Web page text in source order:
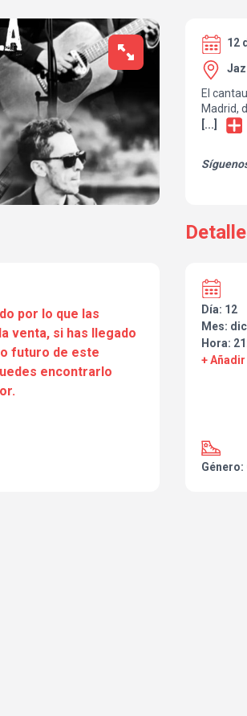
12
El
Madrid,
de
Será
Las
disco y
[...]
por lo que las
venta, si has llegado
futuro de este
encontrarlo
Día: 12
Mes:
Hora:
+